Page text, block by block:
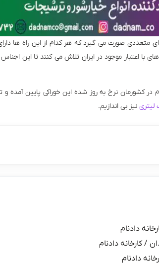
صورت می گیرد که هر کدام از این راه ها
اعتبار موجود در ایران تلاش می کنند تا این
کشورمان نرخ به روز شده این خوراکی پایین آمده
نیز بی اندازیم.
دادنام
/ کارخانه دادنام
دادنام